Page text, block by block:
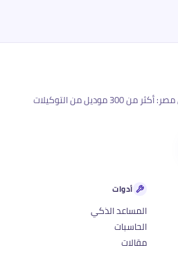
بوابة أسعار السيارات الجديدة في مصر: أكثر من 300 موديل من التوكيلات
أدوات
المساعد الذكي
الحاسبات
مقالات